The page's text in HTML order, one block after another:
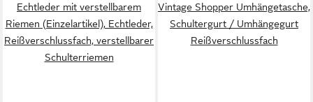
Echtleder mit verstellbarem
Riemen (Einzelartikel), Echtleder,
Reißverschlussfach, verstellbarer
Schulterriemen
Vintage Shopper Umhängetasche,
Schultergurt / Umhängegurt
Reißverschlussfach